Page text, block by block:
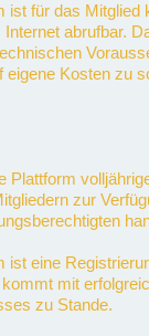
ist für das Mitglied
abrufbar.
Kosten zu
Plattform
zur
ist eine
mit
zu Stande.